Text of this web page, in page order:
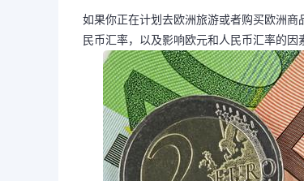
如果你正在计划去欧洲旅游或者购买欧洲
民币汇率，以及影响欧元和人民币汇率的因